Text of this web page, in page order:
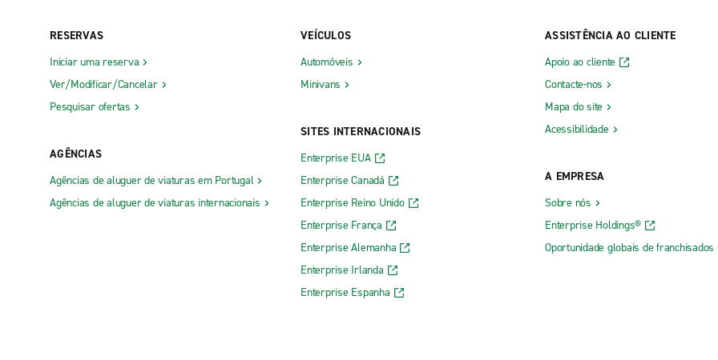
RESERVAS
Iniciar uma reserva
Ver/Modificar/Cancelar
Pesquisar ofertas
AGÊNCIAS
Agências de aluguer de viaturas em Portugal
Agências de aluguer de viaturas internacionais
VEÍCULOS
Automóveis
Minivans
SITES INTERNACIONAIS
Enterprise EUA
Enterprise Canadá
Enterprise Reino Unido
Enterprise França
Enterprise Alemanha
Enterprise Irlanda
Enterprise Espanha
ASSISTÊNCIA AO CLIENTE
Apoio ao cliente
Contacte-nos
Mapa do site
Acessibilidade
A EMPRESA
Sobre nós
Enterprise Holdings®
Oportunidade globais de franchisados